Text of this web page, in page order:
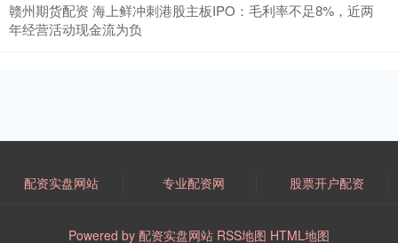
赣州期货配资 海上鲜冲刺港股主板IPO：毛利率不足8%，近两
年经营活动现金流为负
配资实盘网站 专业配资网 股票开户配资
Powered by 配资实盘网站 RSS地图 HTML地图